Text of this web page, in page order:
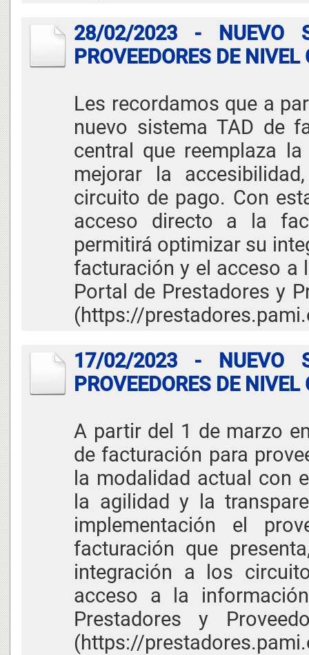
28/02/2023 - NUEVO
PROVEEDORES DE
Les recordamos que a
nuevo sistema TAD de
central que reemplaza
mejorar la
circuito de pago. Con
acceso directo a la
permitirá optimizar su
facturación y el acceso
Portal de Prestadores y
(https://
17/02/2023 - NUEVO
PROVEEDORES DE
A partir del 1 de marzo
de facturación para
la modalidad actual con
la agilidad y la
implementación el
facturación que
integración a los
acceso a la
Prestadores y
(https://